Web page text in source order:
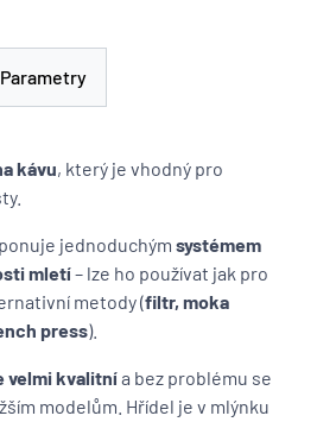
Parametry
kávu, který je vhodný pro
jednoduchým systémem
mletí– lze ho používat jak pro
metody (filtr, moka
press).
velmi kvalitnía bez problému se
modelům. Hřídel je v mlýnku